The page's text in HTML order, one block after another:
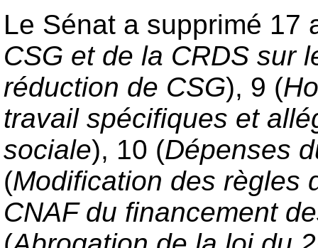
Le Sénat a supprimé 17
CSG et de la CRDS sur
réduction de CSG), 9 (
travail spécifiques et
sociale), 10 (Dépenses
(Modification des règles
CNAF du financement